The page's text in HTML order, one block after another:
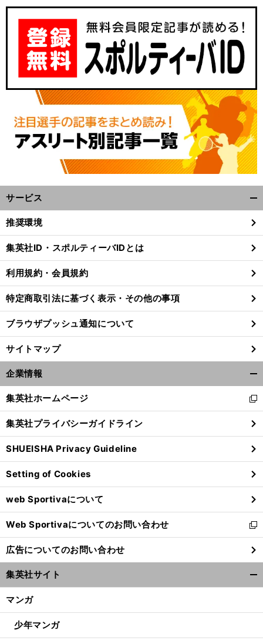
サービス
閉
る
推奨環境
集英社ID・スポルティーバIDとは
利用規約・会員規約
特定商取引法に基づく表示・その他の事項
ブラウザプッシュ通知について
サイトマップ
企業情報
閉
る
集英社ホームページ
新
し
い
ウ
ィ
ン
ド
ウ
で
開
く
集英社プライバシーガイドライン
SHUEISHA Privacy Guideline
Setting of Cookies
web Sportivaについて
Web Sportivaについてのお問い合わせ
新
し
い
ウ
ィ
ン
ウ
開
広告についてのお問い合わせ
集英社サイト
マンガ
少年マンガ